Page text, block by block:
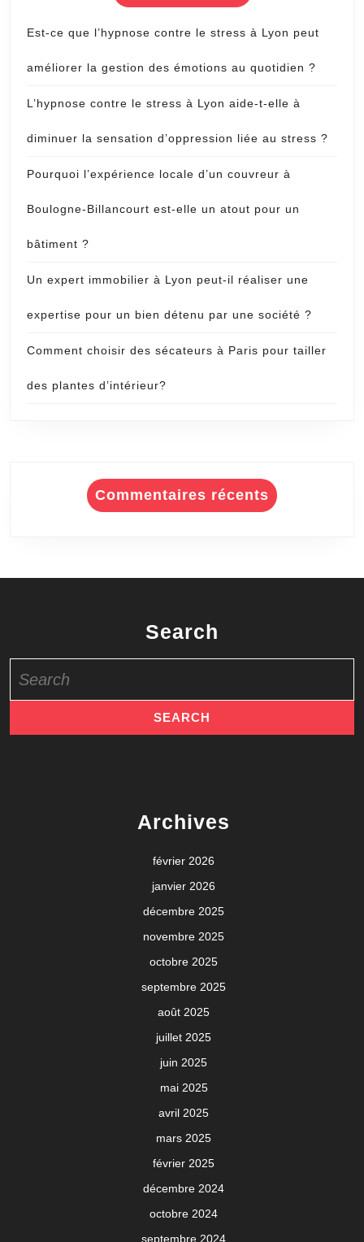
Est-ce que l’hypnose contre le stress à Lyon peut
améliorer la gestion des émotions au quotidien ?
L’hypnose contre le stress à Lyon aide-t-elle à
diminuer la sensation d’oppression liée au stress ?
Pourquoi l’expérience locale d’un couvreur à
Boulogne-Billancourt est-elle un atout pour un
bâtiment ?
Un expert immobilier à Lyon peut-il réaliser une
expertise pour un bien détenu par une société ?
Comment choisir des sécateurs à Paris pour tailler
des plantes d’intérieur?
Commentaires récents
Search
for:
Archives
février 2026
janvier 2026
décembre 2025
novembre 2025
octobre 2025
septembre 2025
août 2025
juillet 2025
juin 2025
mai 2025
avril 2025
mars 2025
février 2025
décembre 2024
octobre 2024
septembre 2024